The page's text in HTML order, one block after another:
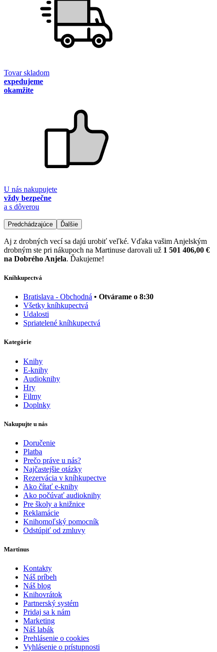
Tovar skladom
expedujeme
okamžite
U nás nakupujete
vždy bezpečne
a s dôverou
Predchádzajúce Ďalšie
Aj z drobných vecí sa dajú urobiť veľké. Vďaka vašim Anjelským
drobným ste pri nákupoch na Martinuse darovali už 1 501 406,00 €
na Dobrého Anjela. Ďakujeme!
Kníhkupectvá
Bratislava - Obchodná • Otvárame o 8:30
Všetky kníhkupectvá
Udalosti
Spriatelené kníhkupectvá
Kategórie
Knihy
E-knihy
Audioknihy
Hry
Filmy
Doplnky
Nakupujte u nás
Doručenie
Platba
Prečo práve u nás?
Najčastejšie otázky
Rezervácia v kníhkupectve
Ako čítať e-knihy
Ako počúvať audioknihy
Pre školy a knižnice
Reklamácie
Knihomoľský pomocník
Odstúpiť od zmluvy
Martinus
Kontakty
Náš príbeh
Náš blog
Knihovrátok
Partnerský systém
Pridaj sa k nám
Marketing
Náš labák
Prehlásenie o cookies
Vyhlásenie o prístupnosti